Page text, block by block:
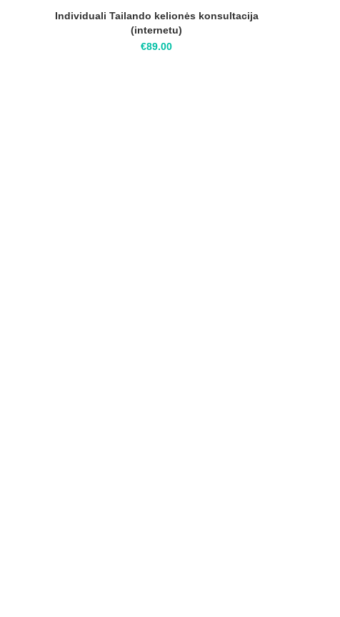
Individuali Tailando kelionės konsultacija
(internetu)
€89.00